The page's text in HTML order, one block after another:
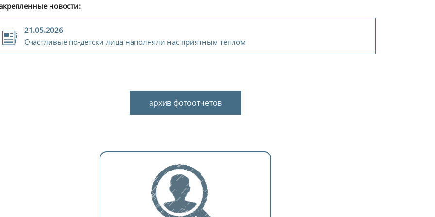
новости:
21.05.2026
Счастливые по-детски лица наполняли нас приятным теплом
архив фотоотчетов